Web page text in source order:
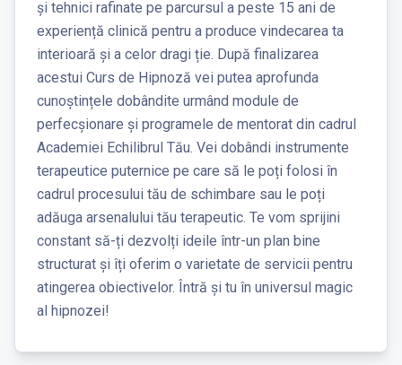
și tehnici rafinate pe parcursul a peste 15 ani de
experiență clinică pentru a produce vindecarea ta
interioară și a celor dragi ție. După finalizarea
acestui Curs de Hipnoză vei putea aprofunda
cunoștințele dobândite urmând module de
perfecșionare și programele de mentorat din cadrul
Academiei Echilibrul Tău. Vei dobândi instrumente
terapeutice puternice pe care să le poți folosi în
cadrul procesului tău de schimbare sau le poți
adăuga arsenalului tău terapeutic. Te vom sprijini
constant să-ți dezvolți ideile într-un plan bine
structurat și îți oferim o varietate de servicii pentru
atingerea obiectivelor. Întră și tu în universul magic
al hipnozei!